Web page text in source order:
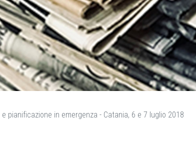
pianificazione in emergenza - Catania, 6 e 7 luglio 2018